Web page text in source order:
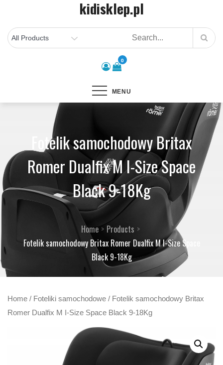
content
kidisklep.pl
0
MENU
Fotelik samochodowy Britax
Romer Dualfix M I-Size Space
Black 9-18Kg
Home
Products
Fotelik samochodowy Britax Romer Dualfix M I-Size Space
Black 9-18Kg
Home / Foteliki samochodowe / Fotelik samochodowy Britax
Romer Dualfix M I-Size Space Black 9-18Kg